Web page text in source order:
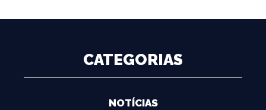
CATEGORIAS
NOTÍCIAS